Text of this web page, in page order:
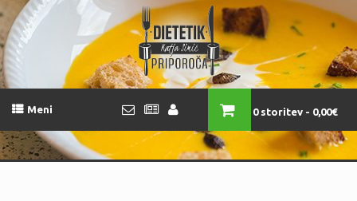
Meni 0 storitev 0,00€